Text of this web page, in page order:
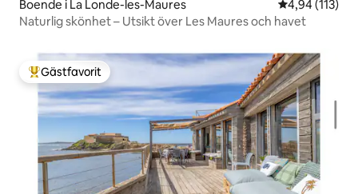
Boende i La Londe-les-Maures 4,94 av 5 i
4,94 (113)
Naturlig skönhet – Utsikt över Les Maures och havet
Populär gästfavorit
Gästfavorit